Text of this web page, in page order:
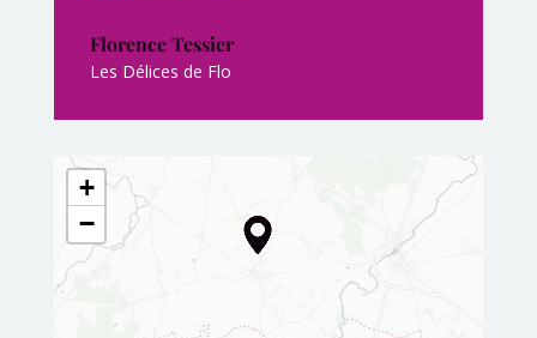
Florence Tessier
Les Délices de Flo
+
−